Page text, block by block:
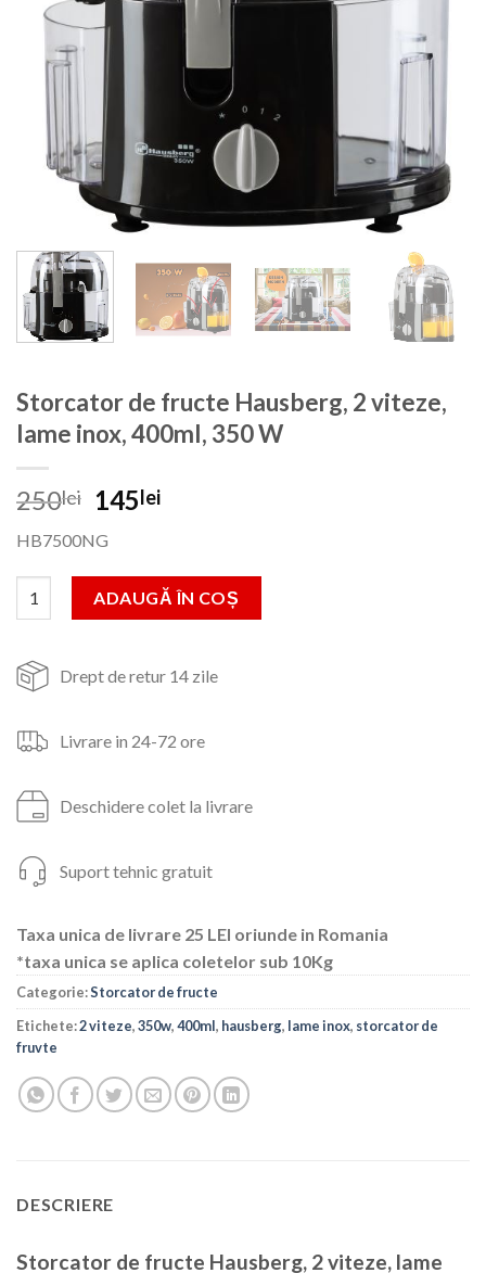
Storcator de fructe Hausberg, 2 viteze,
lame inox, 400ml, 350 W
250lei
Prețul
a
fost:
250lei.
145leiPrețul
145lei.
HB7500NG
Cantitate Storcator de fructe Hausberg, 2 viteze, lame inox,
ADAUGĂ ÎN COȘ
Drept de retur 14 zile
Livrare in 24-72 ore
Deschidere colet la livrare
Suport tehnic gratuit
Taxa unica de livrare 25 LEI oriunde in Romania
*taxa unica se aplica coletelor sub 10Kg
Categorie:Storcator de fructe
Etichete:2 viteze,350w,400ml, hausberg, lame inox, storcator de
fruvte
DESCRIERE
Storcator de fructe Hausberg, 2 viteze, lame